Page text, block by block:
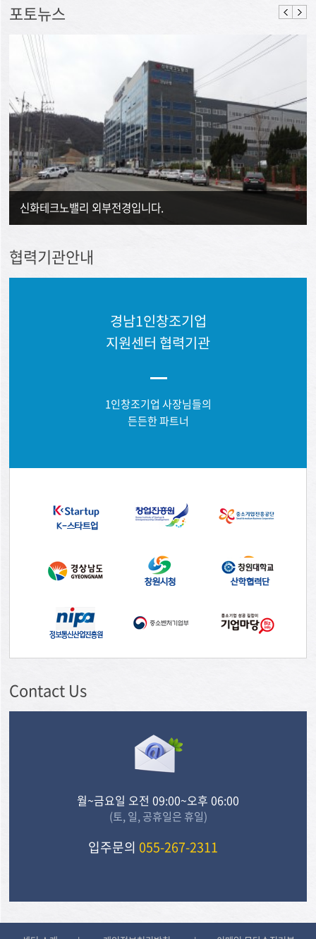
포토뉴스
신화테크노밸리 외부전경입니다.
협력기관안내
경남1인창조기업
지원센터 협력기관
1인창조기업 사장님들의
든든한 파트너
Contact Us
월~금요일 오전 09:00~오후 06:00
(토, 일, 공휴일은 휴일)
입주문의 055-267-2311